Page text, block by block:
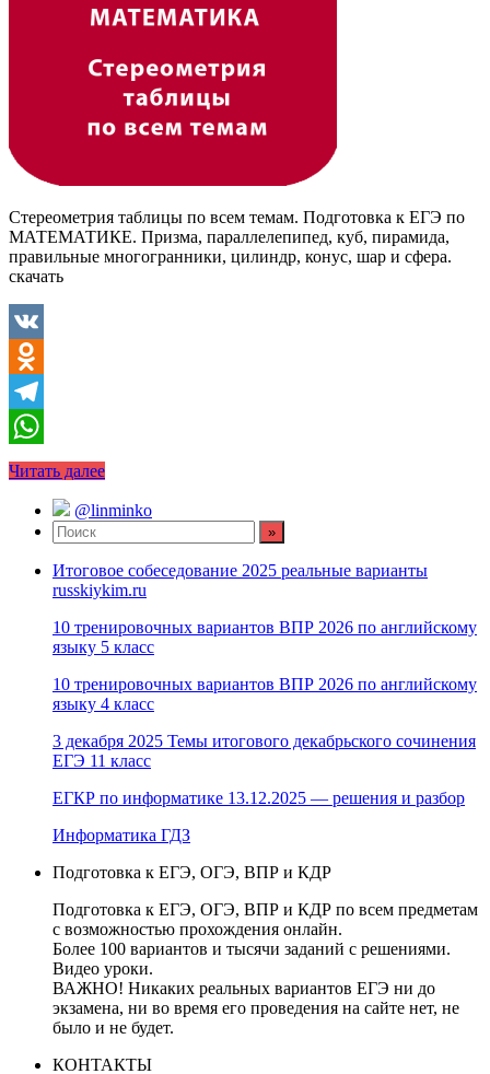
Стереометрия таблицы по всем темам. Подготовка к ЕГЭ по
МАТЕМАТИКЕ. Призма, параллелепипед, куб, пирамида,
правильные многогранники, цилиндр, конус, шар и сфера.
скачать
VK
Odnoklassniki
Telegram
WhatsApp
Читать далее
@linminko
Итоговое собеседование 2025 реальные варианты
russkiykim.ru
10 тренировочных вариантов ВПР 2026 по английскому
языку 5 класс
10 тренировочных вариантов ВПР 2026 по английскому
языку 4 класс
3 декабря 2025 Темы итогового декабрьского сочинения
ЕГЭ 11 класс
ЕГКР по информатике 13.12.2025 — решения и разбор
Информатика ГДЗ
Подготовка к ЕГЭ, ОГЭ, ВПР и КДР
Подготовка к ЕГЭ, ОГЭ, ВПР и КДР по всем предметам
с возможностью прохождения онлайн.
Более 100 вариантов и тысячи заданий с решениями.
Видео уроки.
ВАЖНО! Никаких реальных вариантов ЕГЭ ни до
экзамена, ни во время его проведения на сайте нет, не
было и не будет.
КОНТАКТЫ